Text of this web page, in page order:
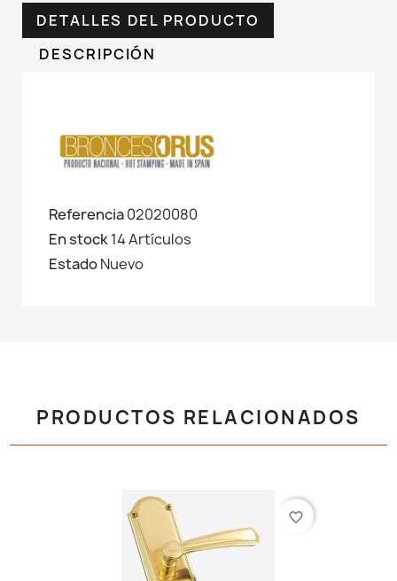
DETALLES DEL PRODUCTO
DESCRIPCIÓN
Referencia02020080
En stock14 Artículos
EstadoNuevo
PRODUCTOS RELACIONADOS
favorite_border